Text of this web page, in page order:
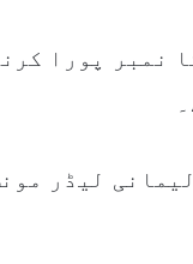
کا کہنا تھا کہ ان کو
لیڈر